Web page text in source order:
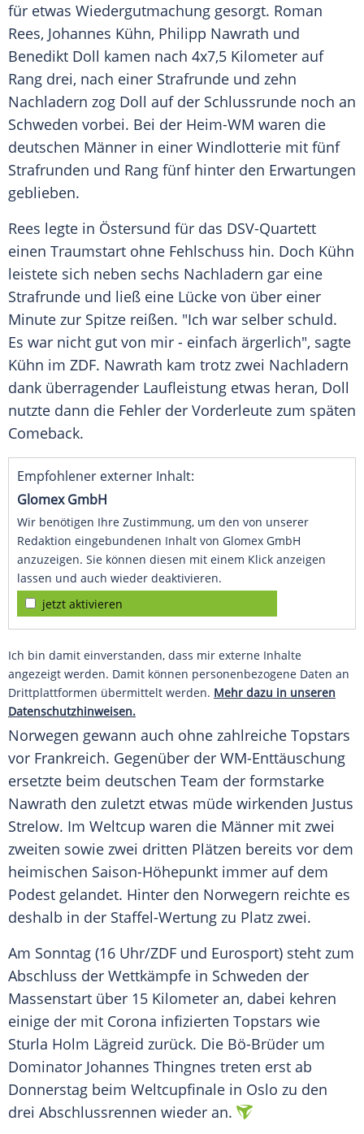
für etwas Wiedergutmachung gesorgt. Roman
Rees, Johannes Kühn, Philipp Nawrath und
Benedikt Doll kamen nach 4x7,5 Kilometer auf
Rang drei, nach einer Strafrunde und zehn
Nachladern zog Doll auf der Schlussrunde noch an
Schweden vorbei. Bei der Heim-WM waren die
deutschen Männer in einer Windlotterie mit fünf
Strafrunden und Rang fünf hinter den Erwartungen
geblieben.
Rees legte in Östersund für das DSV-Quartett
einen Traumstart ohne Fehlschuss hin. Doch Kühn
leistete sich neben sechs Nachladern gar eine
Strafrunde und ließ eine Lücke von über einer
Minute zur Spitze reißen. "Ich war selber schuld.
Es war nicht gut von mir - einfach ärgerlich", sagte
Kühn im ZDF. Nawrath kam trotz zwei Nachladern
dank überragender Laufleistung etwas heran, Doll
nutzte dann die Fehler der Vorderleute zum späten
Comeback.
Empfohlener externer Inhalt:
Glomex GmbH
Wir benötigen Ihre Zustimmung, um den von unserer
Redaktion eingebundenen Inhalt von Glomex GmbH
anzuzeigen. Sie können diesen mit einem Klick anzeigen
lassen und auch wieder deaktivieren.
jetzt aktivieren
Ich bin damit einverstanden, dass mir externe Inhalte
angezeigt werden. Damit können personenbezogene Daten an
Drittplattformen übermittelt werden. Mehr dazu in unseren
Datenschutzhinweisen.
Norwegen gewann auch ohne zahlreiche Topstars
vor Frankreich. Gegenüber der WM-Enttäuschung
ersetzte beim deutschen Team der formstarke
Nawrath den zuletzt etwas müde wirkenden Justus
Strelow. Im Weltcup waren die Männer mit zwei
zweiten sowie zwei dritten Plätzen bereits vor dem
heimischen Saison-Höhepunkt immer auf dem
Podest gelandet. Hinter den Norwegern reichte es
deshalb in der Staffel-Wertung zu Platz zwei.
Am Sonntag (16 Uhr/ZDF und Eurosport) steht zum
Abschluss der Wettkämpfe in Schweden der
Massenstart über 15 Kilometer an, dabei kehren
einige der mit Corona infizierten Topstars wie
Sturla Holm Lägreid zurück. Die Bö-Brüder um
Dominator Johannes Thingnes treten erst ab
Donnerstag beim Weltcupfinale in Oslo zu den
drei Abschlussrennen wieder an.